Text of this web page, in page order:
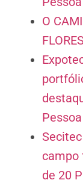
O
Pessoa
campo
de 20